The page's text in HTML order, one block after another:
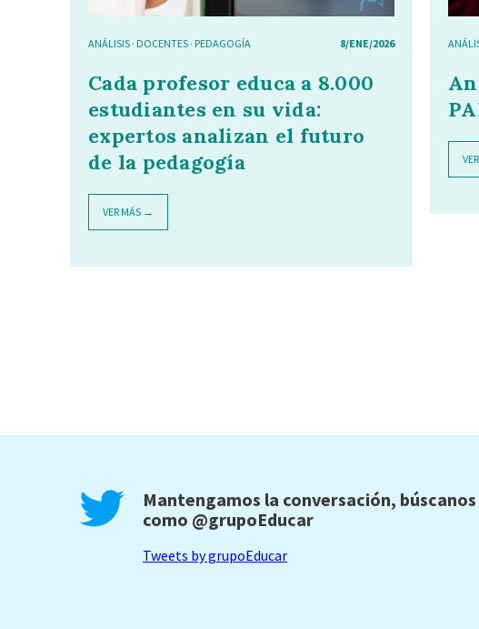
ANÁLISIS · DOCENTES · PEDAGOGÍA 8/ENE/2026
Cada profesor educa a 8.000
estudiantes en su vida:
expertos analizan el futuro
de la pedagogía
VER MÁS →
Mantengamos la conversación,
como @grupoEducar
Tweets by grupoEducar